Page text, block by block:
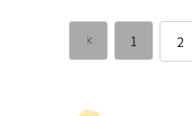
1 2